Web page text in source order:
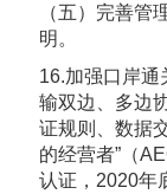
（五）完善管
明。
16.加强口岸通
输双边、多边
证规则、数据
的经营者”（
认证，2020年